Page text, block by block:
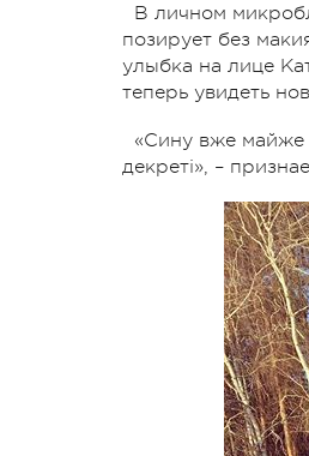
В личном
позирует без
улыбка на лице
теперь увидеть
«Сину вже майже
декреті», –